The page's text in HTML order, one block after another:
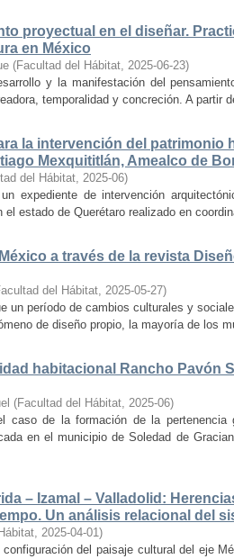
proyectual en el diseñar.
en México
(Facultad del Hábitat, 2025-06-23)
y la manifestación del
temporalidad y concreción. A partir
la intervención del patrimonio
Mexquititlán, Amealco de
del Hábitat, 2025-06)
expediente de intervención
el estado de Querétaro realizado en
a través de la revista
del Hábitat, 2025-05-27)
un período de cambios culturales y
de diseño propio, la mayoría de los
habitacional Rancho Pavón
(Facultad del Hábitat, 2025-06)
caso de la formación de la
en el municipio de Soledad de
– Izamal – Valladolid:
Un análisis relacional del
, 2025-04-01)
del paisaje cultural del eje